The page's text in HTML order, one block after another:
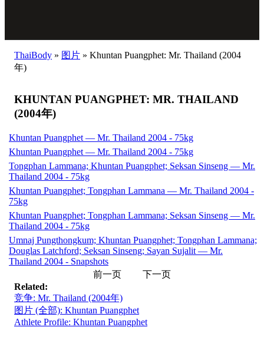
ThaiBody » 图片 » Khuntan Puangphet: Mr. Thailand (2004
年)
KHUNTAN PUANGPHET: MR. THAILAND
(2004年)
Khuntan Puangphet — Mr. Thailand 2004 - 75kg
Khuntan Puangphet — Mr. Thailand 2004 - 75kg
Tongphan Lammana; Khuntan Puangphet; Seksan Sinseng — Mr.
Thailand 2004 - 75kg
Khuntan Puangphet; Tongphan Lammana — Mr. Thailand 2004 -
75kg
Khuntan Puangphet; Tongphan Lammana; Seksan Sinseng — Mr.
Thailand 2004 - 75kg
Umnaj Pungthongkum; Khuntan Puangphet; Tongphan Lammana;
Douglas Latchford; Seksan Sinseng; Sayan Sujalit — Mr.
Thailand 2004 - Snapshots
前一页
下一页
Related:
竞争: Mr. Thailand (2004年)
图片 (全部): Khuntan Puangphet
Athlete Profile: Khuntan Puangphet